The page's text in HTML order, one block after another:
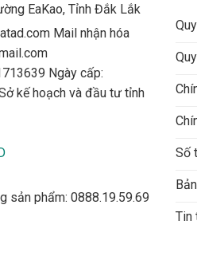
EaKao, Tỉnh Đắk Lắk
Mail nhận hóa
Ngày cấp:
kế hoạch và đầu tư tỉnh
sản phẩm: 0888.19.59.69
Số
Tin